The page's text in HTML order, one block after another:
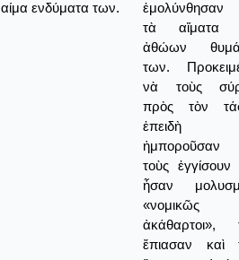
αίμα ενδύματα των.
ἐμολύνθησαν
τὰ αἵματα
ἀθώων
των.
νὰ τοὺς
πρὸς τὸν
ἐπειδὴ
τοὺς ἐγγίσουν
ἦσαν
«νομικῶς
ἀκάθαρτοι»,
ἔπιασαν καὶ